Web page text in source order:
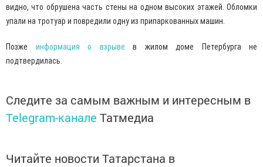
видно, что обрушена часть стены на одном высоких этажей. Обломки
упали на тротуар и повредили одну из припаркованных машин.
Позже информация о взрыве в жилом доме Петербурга не
подтвердилась.
Следите за самым важным и интересным в
Telegram-канале Татмедиа
Читайте новости Татарстана в